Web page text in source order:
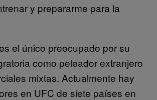
y prepararme para la
el único preocupado por su
como peleador extranjero
mixtas. Actualmente hay
en UFC de siete países en